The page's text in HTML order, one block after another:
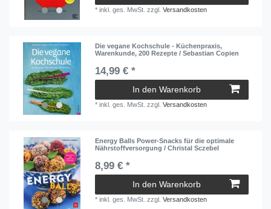
*inkl. ges. MwSt. zzgl.Versandkosten
Die vegane Kochschule - Küchenpraxis,
Warenkunde, 200 Rezepte / Sebastian Copien
14,99 € *
In den Warenkorb
*inkl. ges. MwSt. zzgl.Versandkosten
Energy Balls Power-Snacks für die optimale
Nährstoffversorgung / Christal Sczebel
8,99 € *
In den Warenkorb
*inkl. ges. MwSt. zzgl.Versandkosten